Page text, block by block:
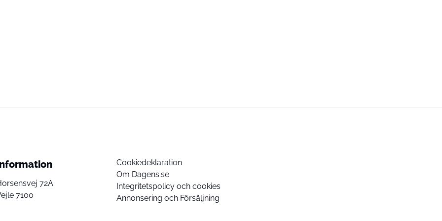
72A
7100
Cookiedeklaration
Om Dagens.se
Integritetspolicy och cookies
Annonsering och Försäljning